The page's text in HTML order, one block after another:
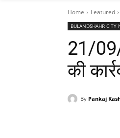
Home Featured
BULANDSHAHR
21/
की
By Pankaj